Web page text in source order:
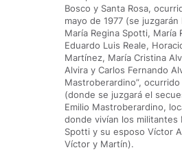
Bosco y Santa Rosa,
mayo de 1977 (se
María Regina Spotti, María
Eduardo Luis Reale,
Martínez, María Cristina
Alvira y Carlos Fernando
Mastroberardino”,
(donde se juzgará el
Emilio Mastroberardino,
donde vivían los militantes
Spotti y su esposo Víctor
Víctor y Martín).